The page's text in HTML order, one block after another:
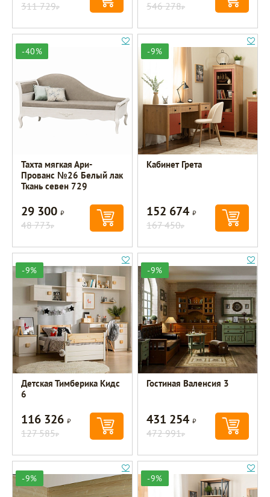
311 729Р 546 278Р
-40%
Тахта мягкая Ари-
Прованс №26 Белый лак
Ткань севен 729
29 300Р
48 773Р
-9%
Кабинет Грета
152 674Р
167 450Р
-9%
Детская Тимберика Кидс
6
116 326Р
127 585Р
-9%
Гостиная Валенсия 3
431 254Р
472 991Р
-9% -9%